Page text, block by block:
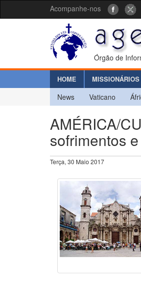
Acompanhe-nos
Órgão de
HOME
News Vaticano
AMÉRICA/
sofrimentos
Terça, 30 Maio 2017